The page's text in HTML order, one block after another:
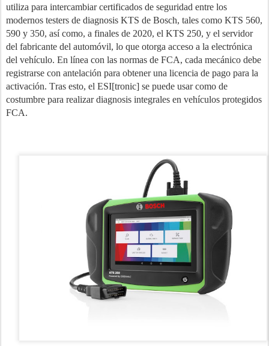
utiliza para intercambiar certificados de seguridad entre los
modernos testers de diagnosis KTS de Bosch, tales como KTS 560,
590 y 350, así como, a finales de 2020, el KTS 250, y el servidor
del fabricante del automóvil, lo que otorga acceso a la electrónica
del vehículo. En línea con las normas de FCA, cada mecánico debe
registrarse con antelación para obtener una licencia de pago para la
activación. Tras esto, el ESI[tronic] se puede usar como de
costumbre para realizar diagnosis integrales en vehículos protegidos
FCA.